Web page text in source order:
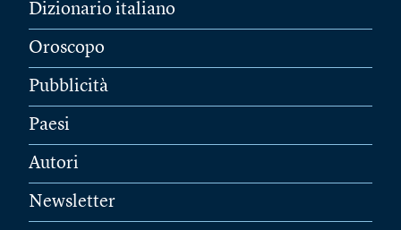
Dizionario italiano
Oroscopo
Pubblicità
Paesi
Autori
Newsletter